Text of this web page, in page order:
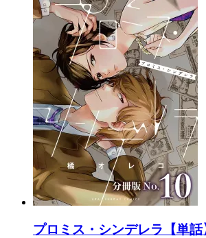
プロミス・シンデレラ【単話